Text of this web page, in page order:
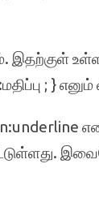
உள்ள
; }